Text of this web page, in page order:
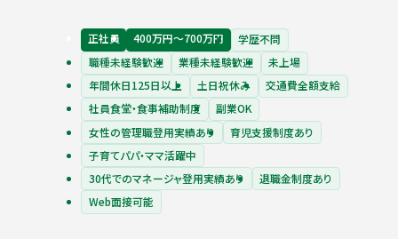
正社員 400万円〜700万円
学歴不問
職種未経験歓迎
業種未経験歓迎
未上場
年間休日125日以上
土日祝休み
交通費全額支給
社員食堂・食事補助制度
副業OK
女性の管理職登用実績あり
育児支援制度あり
子育てパパ・ママ活躍中
30代でのマネージャ登用実績あり
退職金制度あり
Web面接可能